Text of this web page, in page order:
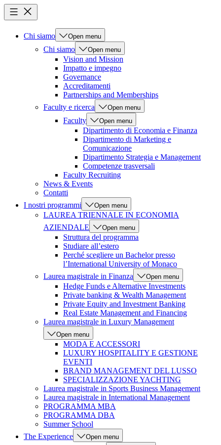
Chi siamo Open menu
Chi siamo Open menu
Vision and Mission
Impatto e impegno
Governance
Accreditamenti
Partnerships and Memberships
Faculty e ricerca
Open menu
Faculty Open menu
Dipartimento di Economia e Finanza
Dipartimento di Marketing e
Comunicazione
Dipartimento Strategia e Management
Competenze trasversali
Faculty Recruiting
News & Events
Contatti
I nostri programmi
Open menu
LAUREA TRIENNALE IN ECONOMIA
AZIENDALE
Open menu
Struttura del programma
Studiare all’estero
Perché scegliere un Bachelor presso
l’International University of Monaco
Laurea magistrale in Finanza
Open menu
Hedge Funds e Alternative Investments
Private banking & Wealth Management
Private Equity and Investment Banking
Real Estate Management and Financing
Laurea magistrale in Luxury Management
Open menu
MODA E ACCESSORI
LUXURY HOSPITALITY E GESTIONE
EVENTI
BRAND MANAGEMENT DEL LUSSO
SPECIALIZZAZIONE YACHTING
Laurea magistrale in Sports Business Management
Laurea magistrale in International Management
PROGRAMMA MBA
PROGRAMMA DBA
Summer School
The Experience
Open menu